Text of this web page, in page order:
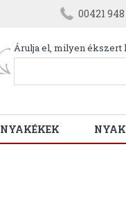
00421 948
Árulja el, milyen ékszert
NYAKÉKEK